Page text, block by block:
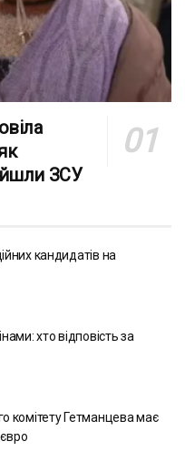
ЗСУ
кандидатів на
хто відповість за
комітету Гетманцева має